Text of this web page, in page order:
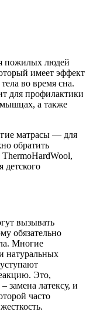
пожилых людей
имеет эффект
во время сна.
для профилактики
мышцах, а также
матрасы — для
обратить
детского
вызывать
обязательно
Многие
натуральных
Это,
замена латексу, и
часто